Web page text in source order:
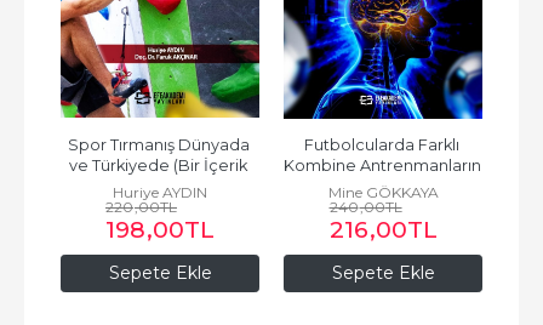
Sepete Ekle
Spor Tırmanış Dünyada
ve Türkiyede (Bir İçerik
Analizi)
Huriye AYDIN
220,00TL
198,00TL
Sepete Ekle
Futbolcularda Farklı
Kombine Antrenmanların
Fiziksel Performansa,...
Mine GÖKKAYA
240,00TL
216,00TL